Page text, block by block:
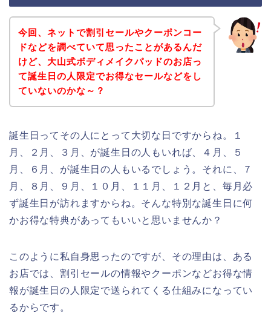
今回、ネットで割引セールやクーポンコー
ドなどを調べていて思ったことがあるんだ
けど、大山式ボディメイクパッドのお店っ
て誕生日の人限定でお得なセールなどをし
ていないのかな～？
誕生日ってその人にとって大切な日ですからね。１
月、２月、３月、が誕生日の人もいれば、４月、５
月、６月、が誕生日の人もいるでしょう。それに、７
月、８月、９月、１０月、１１月、１２月と、毎月必
ず誕生日が訪れますからね。そんな特別な誕生日に何
かお得な特典があってもいいと思いませんか？
このように私自身思ったのですが、その理由は、ある
お店では、割引セールの情報やクーポンなどお得な情
報が誕生日の人限定で送られてくる仕組みになってい
るからです。